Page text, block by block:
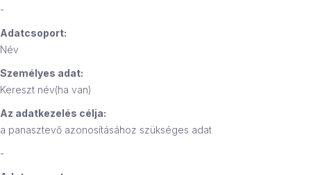
-
Adatcsoport:
Név
Személyes adat:
Kereszt név(ha van)
Az adatkezelés célja:
a panasztevő azonosításához szükséges adat
-